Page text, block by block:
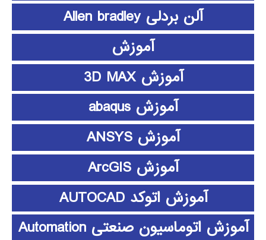
آلن بردلی Allen bradley
آموزش
آموزش 3D MAX
آموزش abaqus
آموزش ANSYS
آموزش ArcGIS
آموزش اتوکد AUTOCAD
آموزش اتوماسیون صنعتی Automation